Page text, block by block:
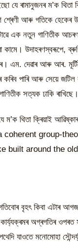
ৰামানুজনৰ ম’ক থিতা
আৰু গতিকে হেকেৰ
এক নতুন গাণিতীক আচৰণ
উদাহৰণস্বৰূপে,
এম. দেৱাৰ আৰু আৰ.
কৰিব পাৰি আৰু সেয়ে
সত্যক ঢাকি ৰাখিছে।
ম’ক থিতা ক্ৰিয়াই
coherent group-
built around the
বৃহৎ কিবা এটাৰ
অগ্ৰগতিৰ
যাওতে মনোমোহা